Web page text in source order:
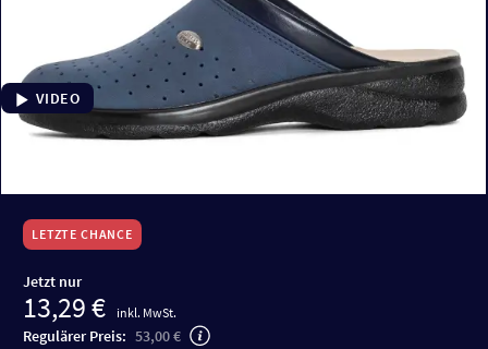
VIDEO
LETZTE CHANCE
Jetzt nur
13,29 € inkl. MwSt.
Regulärer Preis: 53,00 €